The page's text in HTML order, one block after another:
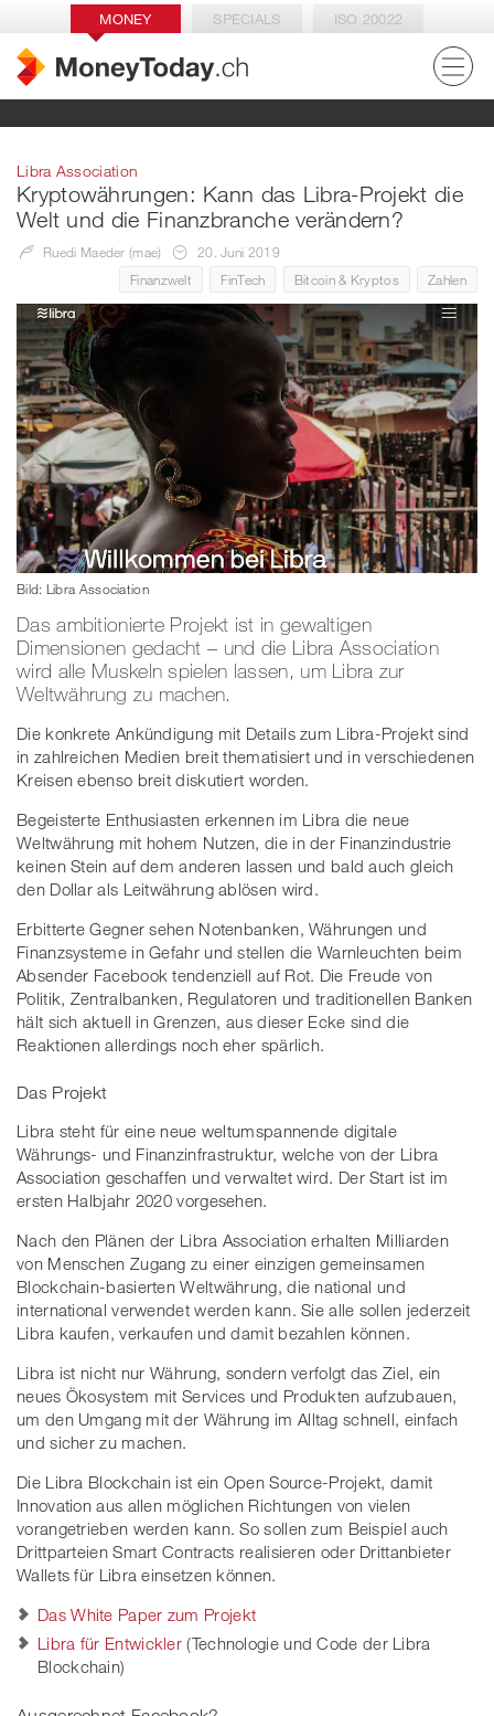
MONEY SPECIALS ISO 20022
Libra Association
Kryptowährungen: Kann das Libra-Projekt die
Welt und die Finanzbranche verändern?
Ruedi Maeder (mae)
20. Juni 2019
Finanzwelt
FinTech Bitcoin & Kryptos Zahlen
Bild: Libra Association
Das ambitionierte Projekt ist in gewaltigen
Dimensionen gedacht – und die Libra Association
wird alle Muskeln spielen lassen, um Libra zur
Weltwährung zu machen.
Die konkrete Ankündigung mit Details zum Libra-Projekt sind
in zahlreichen Medien breit thematisiert und in verschiedenen
Kreisen ebenso breit diskutiert worden.
Begeisterte Enthusiasten erkennen im Libra die neue
Weltwährung mit hohem Nutzen, die in der Finanzindustrie
keinen Stein auf dem anderen lassen und bald auch gleich
den Dollar als Leitwährung ablösen wird.
Erbitterte Gegner sehen Notenbanken, Währungen und
Finanzsysteme in Gefahr und stellen die Warnleuchten beim
Absender Facebook tendenziell auf Rot. Die Freude von
Politik, Zentralbanken, Regulatoren und traditionellen Banken
hält sich aktuell in Grenzen, aus dieser Ecke sind die
Reaktionen allerdings noch eher spärlich.
Das Projekt
Libra steht für eine neue weltumspannende digitale
Währungs- und Finanzinfrastruktur, welche von der Libra
Association geschaffen und verwaltet wird. Der Start ist im
ersten Halbjahr 2020 vorgesehen.
Nach den Plänen der Libra Association erhalten Milliarden
von Menschen Zugang zu einer einzigen gemeinsamen
Blockchain-basierten Weltwährung, die national und
international verwendet werden kann. Sie alle sollen jederzeit
Libra kaufen, verkaufen und damit bezahlen können.
Libra ist nicht nur Währung, sondern verfolgt das Ziel, ein
neues Ökosystem mit Services und Produkten aufzubauen,
um den Umgang mit der Währung im Alltag schnell, einfach
und sicher zu machen.
Die Libra Blockchain ist ein Open Source-Projekt, damit
Innovation aus allen möglichen Richtungen von vielen
vorangetrieben werden kann. So sollen zum Beispiel auch
Drittparteien Smart Contracts realisieren oder Drittanbieter
Wallets für Libra einsetzen können.
Das White Paper zum Projekt
Libra für Entwickler (Technologie und Code der Libra
Blockchain)